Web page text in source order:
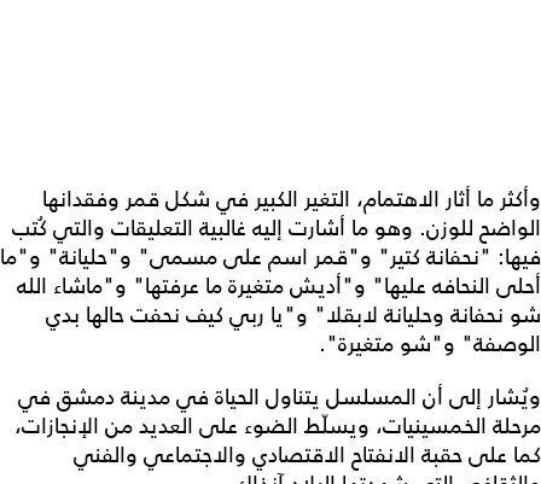
وأكثر ما أثار الاهتمام، التغير الكبير في شكل قمر وفقدانها
الواضح للوزن. وهو ما أشارت إليه غالبية التعليقات والتي كُتب
فيها: "نحفانة كتير" و"قمر اسم على مسمى" و"حليانة" و"ما
أحلى النحافه عليها" و"أديش متغيرة ما عرفتها" و"ماشاء الله
شو نحفانة وحليانة لابقلا" و"يا ربي كيف نحفت حالها بدي
الوصفة" و"شو متغيرة".
ويُشار إلى أن المسلسل يتناول الحياة في مدينة دمشق في
مرحلة الخمسينيات، ويسلّط الضوء على العديد من الإنجازات،
كما على حقبة الانفتاح الاقتصادي والاجتماعي والفني